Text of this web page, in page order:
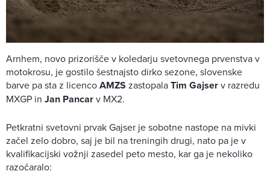
Arnhem, novo prizorišče v koledarju svetovnega prvenstva v
motokrosu, je gostilo šestnajsto dirko sezone, slovenske
barve pa sta z licencoAMZS zastopalaTim Gajserv razredu
MXGP in Jan Pancarv MX2.
Petkratni svetovni prvak Gajser je sobotne nastope na mivki
začel zelo dobro, saj je bil na treningih drugi, nato pa je v
kvalifikacijski vožnji zasedel peto mesto, kar ga je nekoliko
razočaralo: